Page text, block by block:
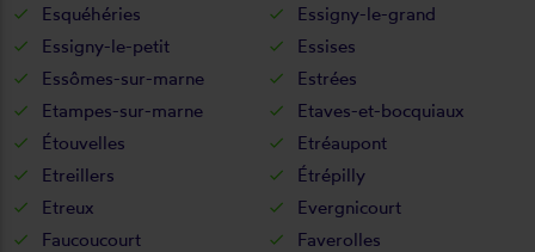
Esquéhéries
Essigny-le-grand
Essigny-le-petit
Essises
Essômes-sur-marne
Estrées
Etampes-sur-marne
Etaves-et-bocquiaux
Étouvelles
Etréaupont
Etreillers
Étrépilly
Etreux
Evergnicourt
Faucoucourt
Faverolles